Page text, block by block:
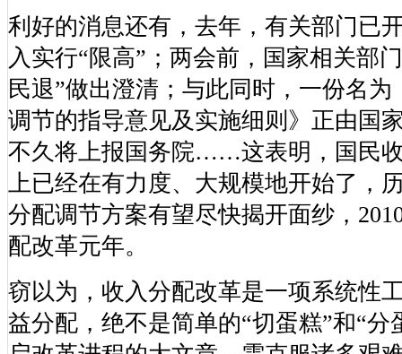
利好的消息还有，去年，有关部门已
入实行“限高”；两会前，国家相关部
民退”做出澄清；与此同时，一份名
调节的指导意见及实施细则》正由国
不久将上报国务院……这表明，国民
上已经在有力度、大规模地开始了，
分配调节方案有望尽快揭开面纱，
配改革元年。
窃以为，收入分配改革是一项系统性
益分配，绝不是简单的“切蛋糕”和“分